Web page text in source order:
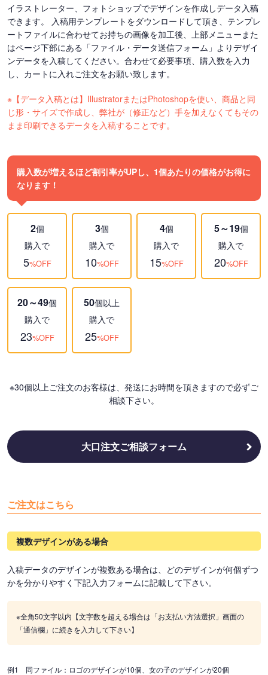
イラストレーター、フォトショップでデザインを作成しデータ入稿
できます。 入稿用テンプレートをダウンロードして頂き、テンプレ
ートファイルに合わせてお持ちの画像を加工後、上部メニューまた
はページ下部にある「ファイル・データ送信フォーム」よりデザイ
ンデータを入稿してください。合わせて必要事項、購入数を入力
し、カートに入れご注文をお願い致します。
※【データ入稿とは】IllustratorまたはPhotoshopを使い、商品と同
じ形・サイズで作成し、弊社が（修正など）手を加えなくてもその
まま印刷できるデータを入稿することです。
購入数が増えるほど割引率がUPし、1個あたりの価格がお得に
なります！
2個
購入で
5%OFF
3個
購入で
10%OFF
4個
購入で
15%OFF
5～19個
購入で
20%OFF
20～49個
購入で
23%OFF
50個以上
購入で
25%OFF
※30個以上ご注文のお客様は、発送にお時間を頂きますので必ずご
相談下さい。
大口注文ご相談フォーム
ご注文はこちら
複数デザインがある場合
入稿データのデザインが複数ある場合は、どのデザインが何個ずつ
かを分かりやすく下記入力フォームに記載して下さい。
※全角50文字以内【文字数を超える場合は「お支払い方法選択」画面の
「通信欄」に続きを入力して下さい】
例1 同ファイル：ロゴのデザインが10個、女の子のデザインが20個